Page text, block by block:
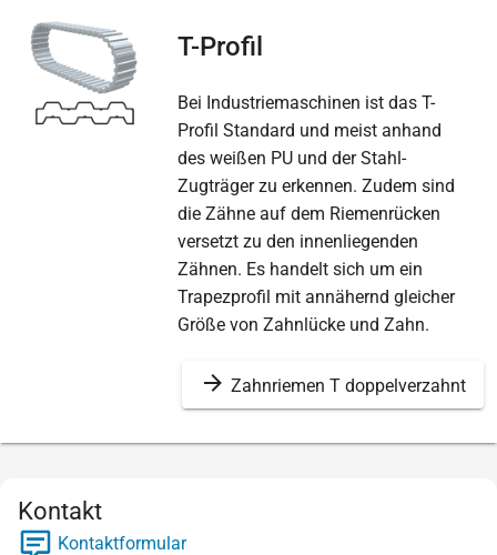
T-Profil
Bei Industriemaschinen ist das T-
Profil Standard und meist anhand
des weißen PU und der Stahl-
Zugträger zu erkennen. Zudem sind
die Zähne auf dem Riemenrücken
versetzt zu den innenliegenden
Zähnen. Es handelt sich um ein
Trapezprofil mit annähernd gleicher
Größe von Zahnlücke und Zahn.
Zahnriemen T doppelverzahnt
Kontakt
Kontaktformular